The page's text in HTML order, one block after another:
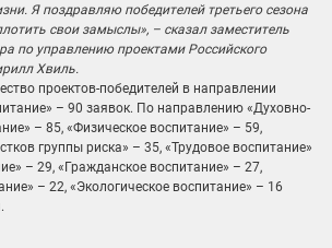
Я поздравляю победителей третьего сезона
свои замыслы», – сказал заместитель
по управлению проектами Российского
Хвиль.
проектов-победителей в направлении
– 90 заявок. По направлению «Духовно-
– 85, «Физическое воспитание» – 59,
группы риска» – 35, «Трудовое воспитание»
– 29, «Гражданское воспитание» – 27,
– 22, «Экологическое воспитание» – 16